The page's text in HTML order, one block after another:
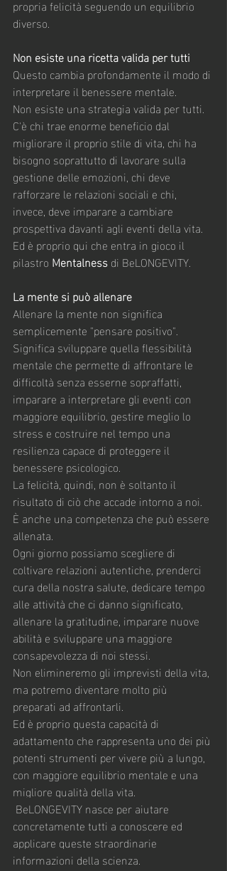
propria felicità seguendo un equilibrio
diverso.
Non esiste una ricetta valida per tutti
Questo cambia profondamente il modo di
interpretare il benessere mentale.
Non esiste una strategia valida per tutti.
C'è chi trae enorme beneficio dal
migliorare il proprio stile di vita, chi ha
bisogno soprattutto di lavorare sulla
gestione delle emozioni, chi deve
rafforzare le relazioni sociali e chi,
invece, deve imparare a cambiare
prospettiva davanti agli eventi della vita.
Ed è proprio qui che entra in gioco il
pilastro Mentalness di BeLONGEVITY.
La mente si può allenare
Allenare la mente non significa
semplicemente "pensare positivo".
Significa sviluppare quella flessibilità
mentale che permette di affrontare le
difficoltà senza esserne sopraffatti,
imparare a interpretare gli eventi con
maggiore equilibrio, gestire meglio lo
stress e costruire nel tempo una
resilienza capace di proteggere il
benessere psicologico.
La felicità, quindi, non è soltanto il
risultato di ciò che accade intorno a noi.
È anche una competenza che può essere
allenata.
Ogni giorno possiamo scegliere di
coltivare relazioni autentiche, prenderci
cura della nostra salute, dedicare tempo
alle attività che ci danno significato,
allenare la gratitudine, imparare nuove
abilità e sviluppare una maggiore
consapevolezza di noi stessi.
Non elimineremo gli imprevisti della vita,
ma potremo diventare molto più
preparati ad affrontarli.
Ed è proprio questa capacità di
adattamento che rappresenta uno dei più
potenti strumenti per vivere più a lungo,
con maggiore equilibrio mentale e una
migliore qualità della vita.
BeLONGEVITY nasce per aiutare
concretamente tutti a conoscere ed
applicare queste straordinarie
informazioni della scienza.